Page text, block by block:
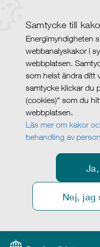
Samtycke till
Energimyndigheten
webbanalyskakor i
webbplatsen.
som helst ändra ditt
samtycke klickar du
(cookies)" som du
webbplatsen.
Läs mer om kakor
behandling av
Nej, jag